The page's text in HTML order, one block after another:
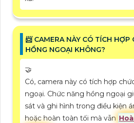
📨 CAMERA NÀY CÓ TÍCH HỢP
HỒNG NGOẠI KHÔNG?
🤝
Có, camera này có tích hợp
ngoại. Chức năng hồng ngoại
sát và ghi hình trong điều kiện
hoặc hoàn toàn tối mà vẫn